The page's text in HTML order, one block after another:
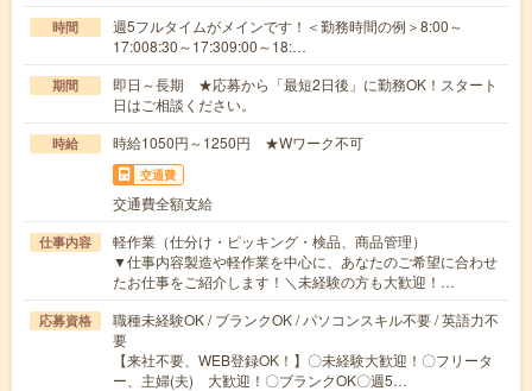
時間
週5フルタイムがメインです！＜勤務時間の例＞8:00～
17:008:30～17:309:00～18:…
期間
即日～長期 ★応募から「最短2日後」に勤務OK！スタート
日はご相談ください。
時給 時給1050円～1250円 ★Wワーク不可
交通費
交通費全額支給
仕事内容
軽作業（仕分け・ピッキング・検品、商品管理）
▼仕事内容製造や軽作業を中心に、あなたのご希望に合わせ
たお仕事をご紹介します！＼未経験の方も大歓迎！…
応募資格
職種未経験OK / ブランクOK / パソコンスキル不要 / 英語力不
要
【来社不要、WEB登録OK！】〇未経験大歓迎！〇フリータ
ー、主婦(夫) 大歓迎！〇ブランクOK〇週5…